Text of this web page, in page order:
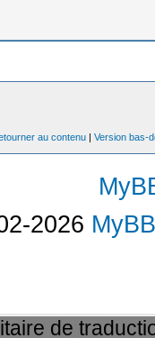
au contenu |Version bas-
2026
de